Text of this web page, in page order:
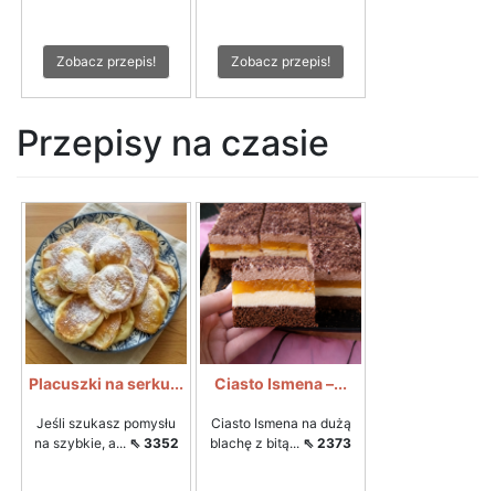
Zobacz przepis! Zobacz przepis!
Przepisy na czasie
Placuszki na serku...
Jeśli szukasz pomysłu
na szybkie, a... ⇖ 3352
Ciasto Ismena –...
Ciasto Ismena na dużą
blachę z bitą... ⇖ 2373